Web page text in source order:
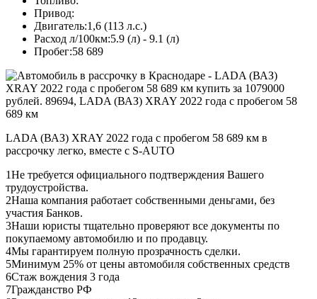
Привод:
Двигатель:1,6 (113 л.с.)
Расход л/100км:5.9 (л) - 9.1 (л)
Пробег:58 689
LADA (ВАЗ) XRAY 2022 года с пробегом 58 689 км в
рассрочку легко, вместе с S-AUTO
1Не требуется официального подтверждения Вашего
трудоустройства.
2Наша компания работает собственными деньгами, без
участия Банков.
3Наши юристы тщательно проверяют все документы по
покупаемому автомобилю и по продавцу.
4Мы гарантируем полную прозрачность сделки.
5Минимум 25% от цены автомобиля собственных средств
6Стаж вождения 3 года
7Гражданство РФ